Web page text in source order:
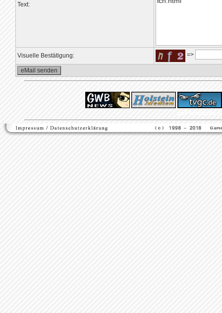
Text:
Visuelle Bestätigung: =>